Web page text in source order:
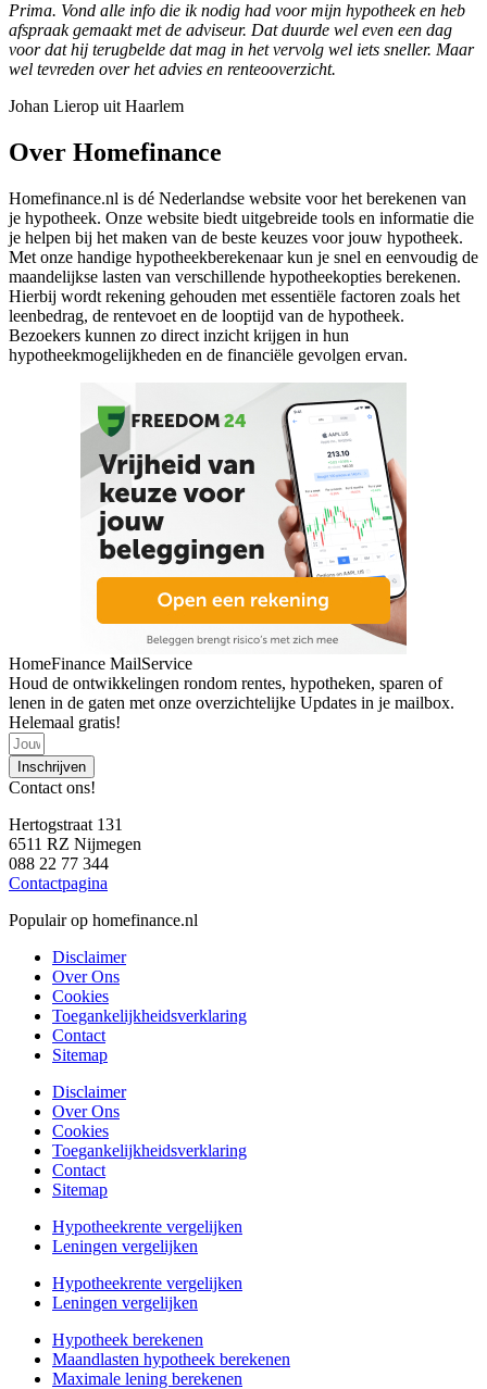
Prima. Vond alle info die ik nodig had voor mijn hypotheek en heb
afspraak gemaakt met de adviseur. Dat duurde wel even een dag
voor dat hij terugbelde dat mag in het vervolg wel iets sneller. Maar
wel tevreden over het advies en renteooverzicht.
Johan Lierop uit Haarlem
Over Homefinance
Homefinance.nl is dé Nederlandse website voor het berekenen van
je hypotheek. Onze website biedt uitgebreide tools en informatie die
je helpen bij het maken van de beste keuzes voor jouw hypotheek.
Met onze handige hypotheekberekenaar kun je snel en eenvoudig de
maandelijkse lasten van verschillende hypotheekopties berekenen.
Hierbij wordt rekening gehouden met essentiële factoren zoals het
leenbedrag, de rentevoet en de looptijd van de hypotheek.
Bezoekers kunnen zo direct inzicht krijgen in hun
hypotheekmogelijkheden en de financiële gevolgen ervan.
HomeFinance MailService
Houd de ontwikkelingen rondom rentes, hypotheken, sparen of
lenen in de gaten met onze overzichtelijke Updates in je mailbox.
Helemaal gratis!
Inschrijven
Contact ons!
Hertogstraat 131
6511 RZ Nijmegen
088 22 77 344
Contactpagina
Populair op homefinance.nl
Disclaimer
Over Ons
Cookies
Toegankelijkheidsverklaring
Contact
Sitemap
Disclaimer
Over Ons
Cookies
Toegankelijkheidsverklaring
Contact
Sitemap
Hypotheekrente vergelijken
Leningen vergelijken
Hypotheekrente vergelijken
Leningen vergelijken
Hypotheek berekenen
Maandlasten hypotheek berekenen
Maximale lening berekenen